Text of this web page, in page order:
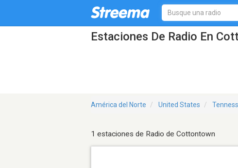
Estaciones De Radio En
América del Norte United States
1 estaciones de Radio de Cottontown